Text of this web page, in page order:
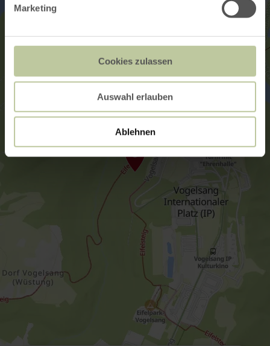
Marketing
Cookies zulassen
Auswahl erlauben
Ablehnen